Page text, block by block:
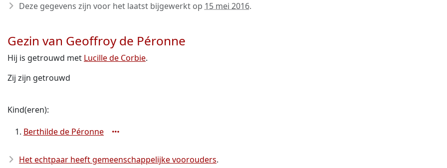
Deze gegevens zijn voor het laatst bijgewerkt op 15 mei 2016.
Gezin van Geoffroy de Péronne
Hij is getrouwd met Lucille de Corbie.
Zij zijn getrouwd
Kind(eren):
Berthilde de Péronne
Het echtpaar heeft gemeenschappelijke voorouders.